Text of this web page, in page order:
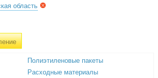
область
Полиэтиленовые пакеты
Расходные материалы